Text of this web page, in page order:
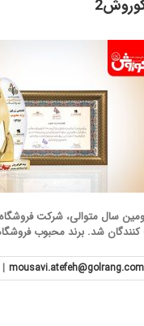
شد. برند محبوب
mousavi.atefeh@golrang.com
|